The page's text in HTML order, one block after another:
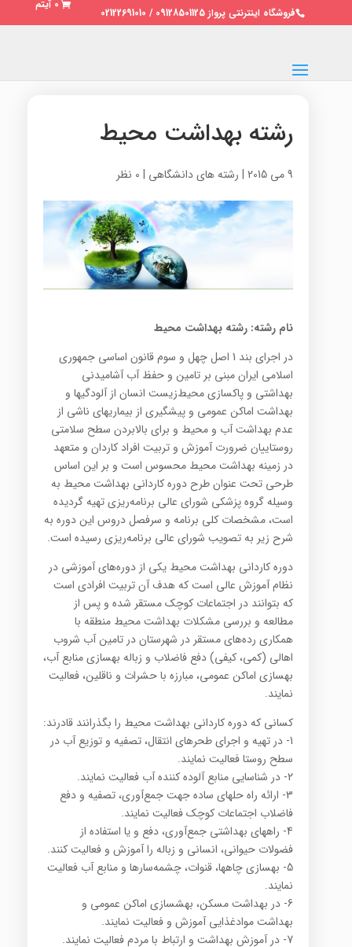
فروشگاه اینترنتی پرواز 09128501125 / 02122691010
0 آیتم
رشته بهداشت محیط
9 می 2015 | رشته های دانشگاهی | 0 نظر
نام رشته: رشته بهداشت محیط
در اجرای بند 1 اصل چهل و سوم قانون اساسی جمهوری
اسلامی ایران مبنی بر تامین و حفظ آب آشامیدنی
بهداشتی و پاکسازی محیط‌زیست انسان از آلودگیها و
بهداشت اماکن عمومی و پیشگیری از بیماریهای ناشی از
عدم بهداشت آب و محیط و برای بالابردن سطح سلامتی
روستاییان ضرورت آموزش و تربیت افراد کاردان و متعهد
در زمینه بهداشت محیط محسوس است و بر این اساس
طرحی تحت عنوان طرح دوره کاردانی بهداشت محیط به
وسیله گروه پزشکی شورای عالی برنامه‌ریزی تهیه گردیده
است، مشخصات کلی برنامه و سرفصل دروس این دوره به
شرح زیر به تصویب شورای عالی برنامه‌ریزی رسیده است.
دوره کاردانی بهداشت محیط یکی از دوره‌های آموزشی در
نظام آموزش عالی است که هدف آن تربیت افرادی است
که بتوانند در اجتماعات کوچک مستقر شده و پس از
مطالعه و بررسی مشکلات بهداشت محیط منطقه با
همکاری رده‌های مستقر در شهرستان در تامین آب شروب
اهالی (کمی، کیفی) دفع فاضلاب و زباله بهسازی منابع آب،
بهسازی اماکن عمومی، مبارزه با حشرات و ناقلین، فعالیت
نمایند.
کسانی که دوره کاردانی بهداشت محیط را بگذرانند قادرند:
1- در تهیه و اجرای طحرهای انتقال، تصفیه و توزیع آب در
سطح روستا فعالیت نمایند.
2- در شناسایی منابع آلوده کننده آب فعالیت نمایند.
3- ارائه راه حلهای ساده جهت جمع‌آوری، تصفیه و دفع
فاضلاب اجتماعات کوچک فعالیت نمایند.
4- راههای بهداشتی جمع‌آوری، دفع و یا استفاده از
فضولات حیوانی، انسانی و زباله را آموزش و فعالیت کنند.
5- بهسازی چاهها، قنوات، چشمه‌سارها و منابع آب فعالیت
نمایند.
6- در بهداشت مسکن، بهشسازی اماکن عمومی و
بهداشت موادغذایی آموزش و فعالیت نمایند.
7- در آموزش بهداشت و ارتباط با مردم فعالیت نمایند.